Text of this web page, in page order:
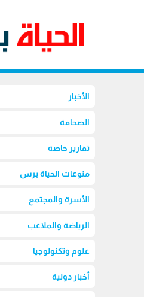
الأخبار
الصحافة
تقارير خاصة
منوعات الحياة برس
الأسرة والمجتمع
الرياضة والملاعب
علوم وتكنولوجيا
أخبار دولية